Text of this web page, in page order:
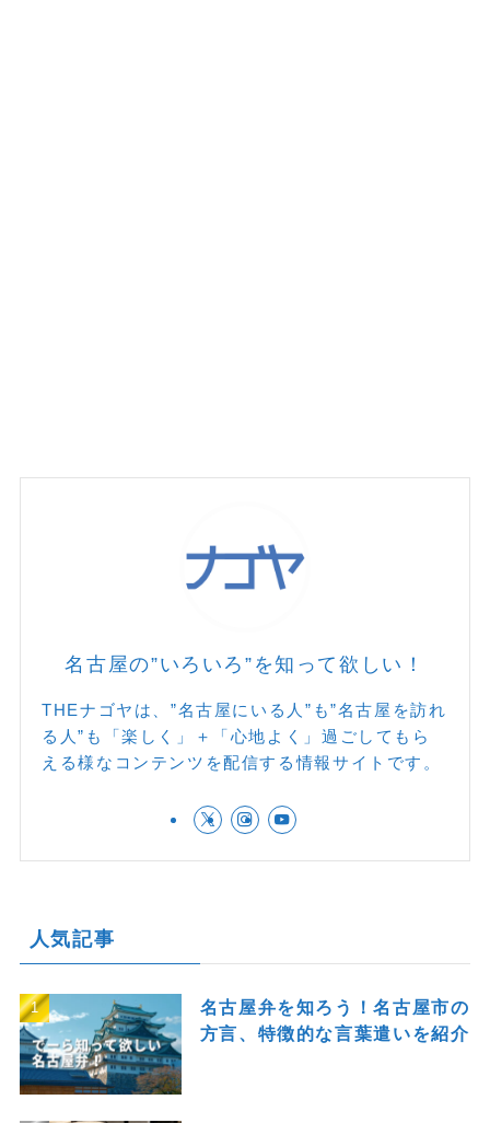
名古屋の”いろいろ”を知って欲しい！
THEナゴヤは、”名古屋にいる人”も”名古屋を訪れ
る人”も「楽しく」＋「心地よく」過ごしてもら
える様なコンテンツを配信する情報サイトです。
人気記事
名古屋弁を知ろう！名古屋市の
方言、特徴的な言葉遣いを紹介